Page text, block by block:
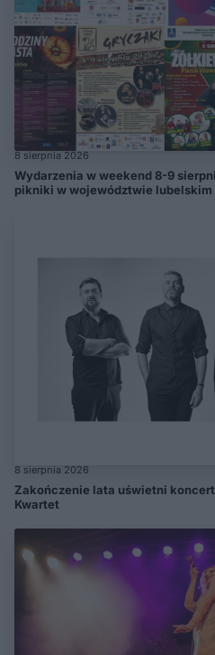
8 sierpnia 2026
Wydarzenia w weekend 8-9
pikniki w województwie lubelskim
8 sierpnia 2026
Zakończenie lata uświetni koncert
Kwartet